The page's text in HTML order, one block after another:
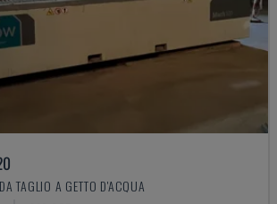
TAGLIO A GETTO D'ACQUA